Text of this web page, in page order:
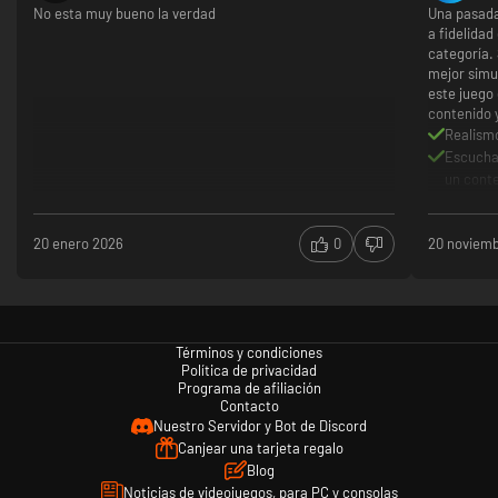
No esta muy bueno la verdad
20 enero 2026 0
Una
a fidelidad
categoría.
mejor
este juego
contenido
aunque
20
Términos y condiciones
Política de privacidad
Programa de afiliación
Contacto
Nuestro Servidor y Bot de Discord
Canjear una tarjeta regalo
Blog
Noticias de videojuegos, para PC y consolas